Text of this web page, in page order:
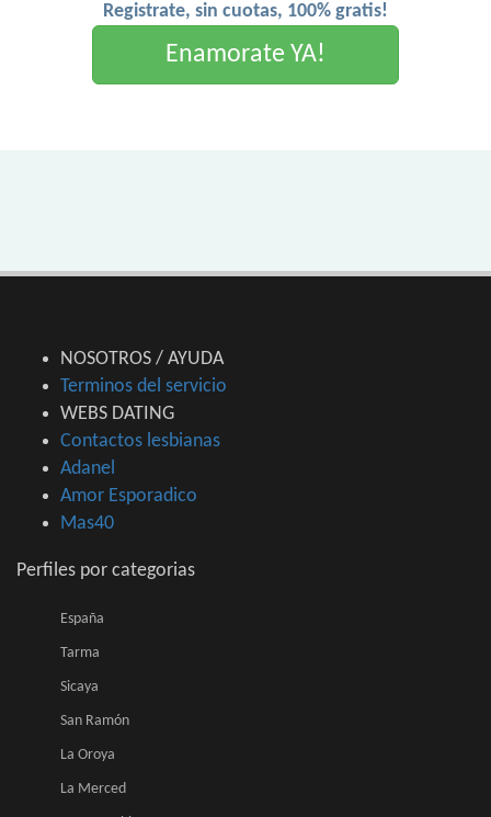
Registrate, sin cuotas, 100% gratis!
Enamorate YA!
NOSOTROS / AYUDA
Terminos del servicio
WEBS DATING
Contactos lesbianas
Adanel
Amor Esporadico
Mas40
Perfiles por categorias
España
Tarma
Sicaya
San Ramón
La Oroya
La Merced